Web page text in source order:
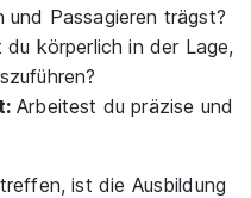
und Passagieren trägst?
du körperlich in der Lage,
Arbeitest du präzise und
ist die Ausbildung